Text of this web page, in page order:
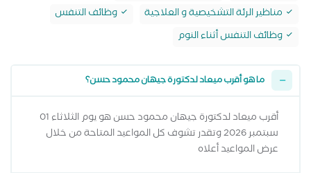
مناظير الرئة التشخيصية و العلاجية
وظائف التنفس
وظائف التنفس أثناء النوم
ما هو أقرب ميعاد لدكتورة جيهان محمود حسن؟
أقرب ميعاد لدكتورة جيهان محمود حسن هو يوم الثلاثاء 01
سبتمبر 2026 وتقدر تشوف كل المواعيد المتاحة من خلال
عرض المواعيد أعلاه